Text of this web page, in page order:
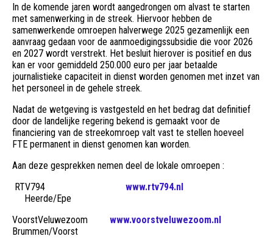
In de komende jaren wordt aangedrongen om alvast te starten
met samenwerking in de streek. Hiervoor hebben de
samenwerkende omroepen halverwege 2025 gezamenlijk een
aanvraag gedaan voor de aanmoedigingssubsidie die voor 2026
en 2027 wordt verstrekt. Het besluit hierover is positief en dus
kan er voor gemiddeld 250.000 euro per jaar betaalde
journalistieke capaciteit in dienst worden genomen met inzet van
het personeel in de gehele streek.
Nadat de wetgeving is vastgesteld en het bedrag dat definitief
door de landelijke regering bekend is gemaakt voor de
financiering van de streekomroep valt vast te stellen hoeveel
FTE permanent in dienst genomen kan worden.
Aan deze gesprekken nemen deel de lokale omroepen :
RTV794 www.rtv794.nl
Heerde/Epe
VoorstVeluwezoom www.voorstveluwezoom.nl
Brummen/Voorst